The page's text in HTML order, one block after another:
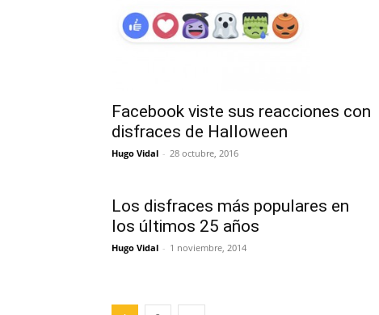
Facebook viste sus reacciones con
disfraces de Halloween
Hugo Vidal - 28 octubre, 2016
Los disfraces más populares en
los últimos 25 años
Hugo Vidal - 1 noviembre, 2014